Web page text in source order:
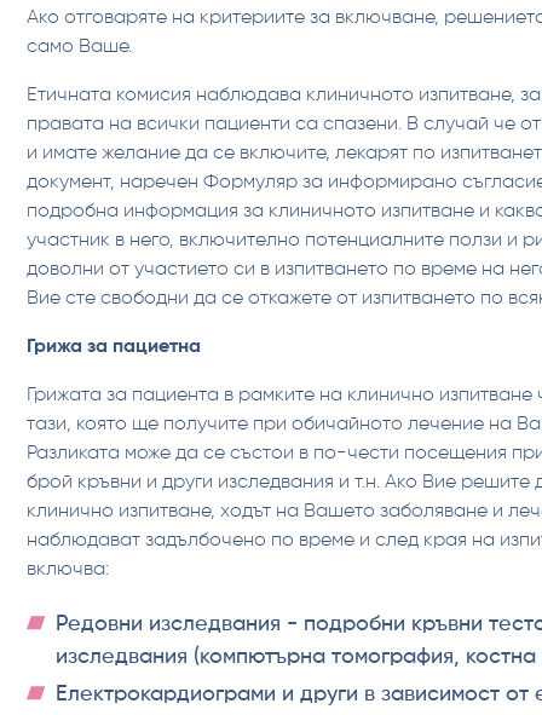
Ако отговаряте на критериите за включване,
само Ваше.
Етичната комисия наблюдава клиничното изпитване,
правата на всички пациенти са спазени. В случай че
и имате желание да се включите, лекарят по
документ, наречен Формуляр за информирано
подробна информация за клиничното изпитване и
участник в него, включително потенциалните ползи и
доволни от участието си в изпитването по време на
Вие сте свободни да се откажете от изпитването по
Грижа за пациетна
Грижата за пациента в рамките на клинично
тази, която ще получите при обичайното лечение на
Разликата може да се състои в по-чести посещения
брой кръвни и други изследвания и т.н. Ако Вие решите
клинично изпитване, ходът на Вашето заболяване и
наблюдават задълбочено по време и след края на
включва:
Редовни изследвания - подробни кръвни
изследвания (компютърна томография,
Електрокардиограми и други в зависимост от